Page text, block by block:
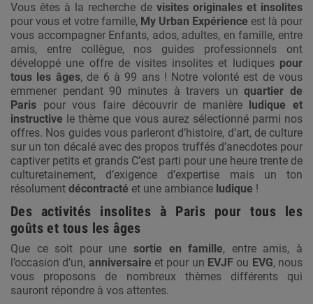
Vous êtes à la recherche de visites originales et insolites
pour vous et votre famille, My Urban Expérience est là pour
vous accompagner Enfants, ados, adultes, en famille, entre
amis, entre collègue, nos guides professionnels ont
développé une offre de visites insolites et ludiques pour
tous les âges, de 6 à 99 ans ! Notre volonté est de vous
emmener pendant 90 minutes à travers unquartier de
Paris pour vous faire découvrir de manière ludique et
instructive le thème que vous aurez sélectionné parmi nos
offres. Nos guides vous parleront d’histoire, d’art, de culture
sur un ton décalé avec des propos truffés d’anecdotes pour
captiver petits et grands C’est parti pour une heure trente de
culturetainement, d’exigence d’expertise mais un ton
résolument décontracté et une ambiance ludique !
Des activités insolites à Paris pour tous les
goûts et tous les âges
Que ce soit pour une sortie en famille, entre amis, à
l’occasion d’un, anniversaire et pour un EVJF ou EVG, nous
vous proposons de nombreux thèmes différents qui
sauront répondre à vos attentes.